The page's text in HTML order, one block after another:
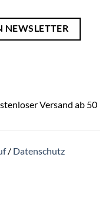
NEWSLETTER
Versand ab 50
/ Datenschutz